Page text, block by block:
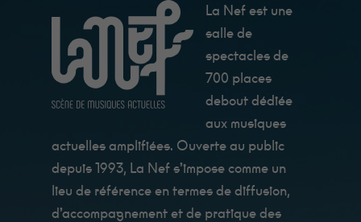
La Nef est une
salle de
spectacles de
700 places
debout dédiée
aux musiques
actuelles amplifiées. Ouverte au public
depuis 1993, La Nef s’impose comme un
lieu de référence en termes de diffusion,
d’accompagnement et de pratique des